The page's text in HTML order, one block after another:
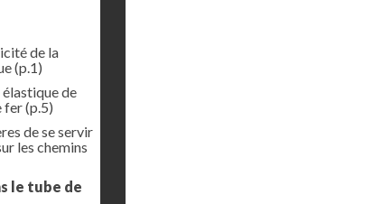
de la
(p.1)
de
fer(p.5)
de se servir
les chemins
le tube de